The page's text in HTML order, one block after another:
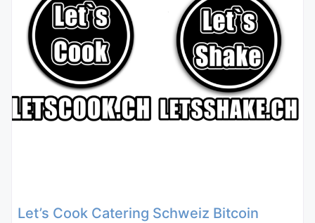
Let’s Cook Catering Schweiz Bitcoin